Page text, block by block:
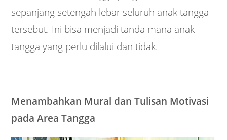
sepanjang setengah lebar seluruh anak tangga
tersebut. Ini bisa menjadi tanda mana anak
tangga yang perlu dilalui dan tidak.
Menambahkan Mural dan Tulisan Motivasi
pada Area Tangga